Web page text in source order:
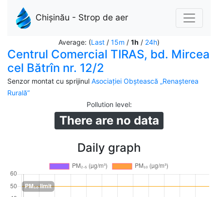
Chișinău - Strop de aer
Average: (Last / 15m / 1h / 24h)
Centrul Comercial TIRAS, bd. Mircea
cel Bătrîn nr. 12/2
Senzor montat cu sprijinul Asociației Obștească „Renașterea
Rurală”
Pollution level:
There are no data
Daily graph